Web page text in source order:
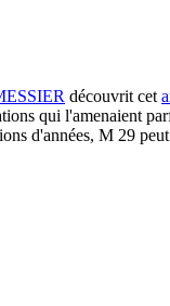
découvrit cet
qui l'amenaient
d'années, M 29